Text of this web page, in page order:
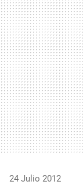
24 Julio 2012